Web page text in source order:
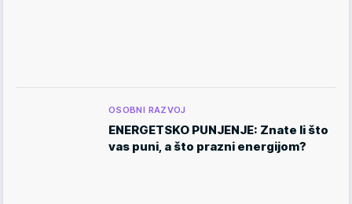
OSOBNI RAZVOJ
ENERGETSKO PUNJENJE: Znate li što
vas puni, a što prazni energijom?